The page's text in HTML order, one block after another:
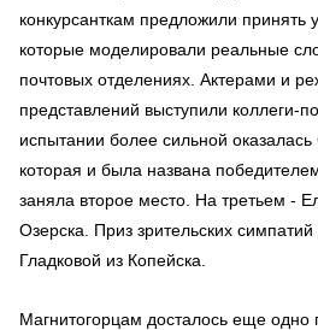
конкурсанткам предложили принять
которые моделировали реальные
почтовых отделениях. Актерами и
представлений выступили коллеги-
испытании более сильной оказалась
которая и была названа
заняла второе место. На третьем -
Озерска. Приз зрительских
Гладковой из Копейска.
Магнитогорцам досталось еще одно